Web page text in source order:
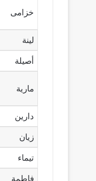
خزامى
لينة
أصيلة
مارية
دارين
زيان
تيماء
فاطمة